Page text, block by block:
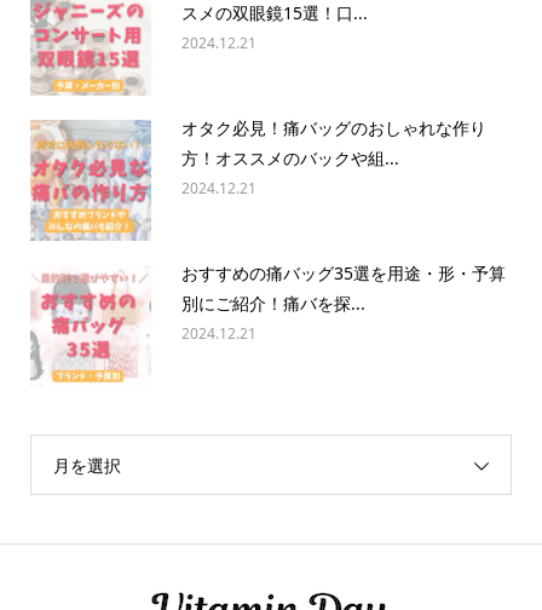
スメの双眼鏡15選！口...
2024.12.21
オタク必見！痛バッグのおしゃれな作り
方！オススメのバックや組...
2024.12.21
おすすめの痛バッグ35選を用途・形・予算
別にご紹介！痛バを探...
2024.12.21
月を選択